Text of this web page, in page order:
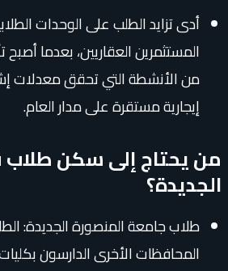
أدى تزايد الطلب على الوحدات
المستثمرين العقاريين، بعدما
من الأنشطة التي تحقق معدلات
إيجارية مستقرة على مدار العام.
من يحتاج إلى سكن طلاب
الجديدة؟
طلاب جامعة المنصورة الجديدة:
المحافظات الأخرى الدارسون